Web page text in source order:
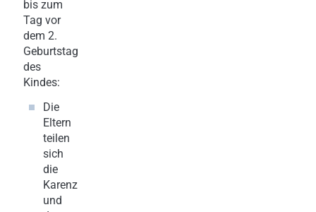
bis zum
Tag vor
dem 2.
Geburtstag
des
Kindes:
Die
Eltern
teilen
sich
die
Karenz
und